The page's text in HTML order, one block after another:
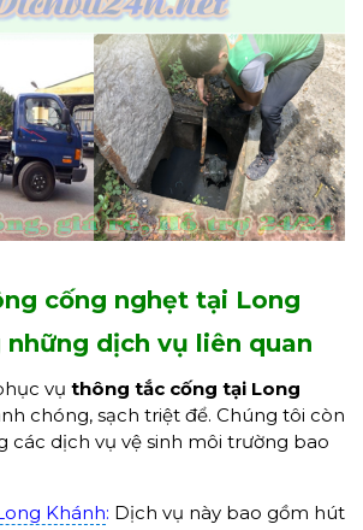
cống nghẹt tại Long
những dịch vụ liên quan
vụ thông tắc cống tại Long
chóng, sạch triệt để. Chúng tôi còn
các dịch vụ vệ sinh môi trường bao
Khánh: Dịch vụ này bao gồm hút